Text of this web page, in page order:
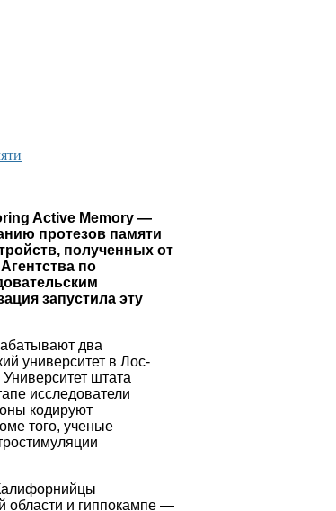
Active Memory —
протезов памяти
полученных от
по
запустила эту
два
университет в Лос-
штата
исследователи
кодируют
того, ученые
области и гиппокампе —